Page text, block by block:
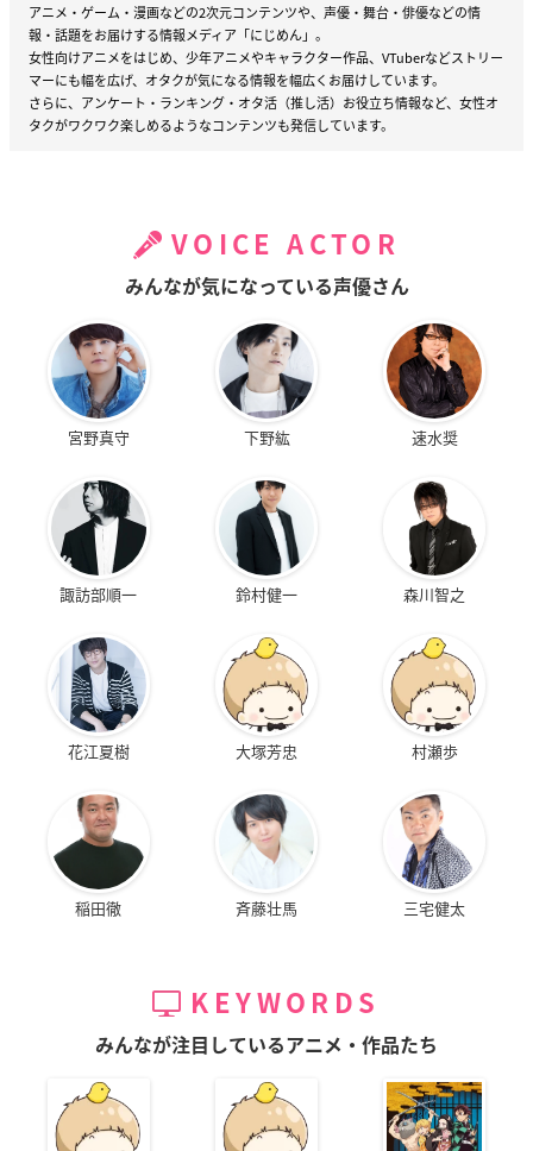
アニメ・ゲーム・漫画などの2次元コンテンツや、声優・舞台・俳優などの情
報・話題をお届けする情報メディア「にじめん」。
女性向けアニメをはじめ、少年アニメやキャラクター作品、VTuberなどストリー
マーにも幅を広げ、オタクが気になる情報を幅広くお届けしています。
さらに、アンケート・ランキング・オタ活（推し活）お役立ち情報など、女性オ
タクがワクワク楽しめるようなコンテンツも発信しています。
VOICE ACTOR
みんなが気になっている声優さん
宮野真守 下野紘 速水奨
諏訪部順一 鈴村健一 森川智之
花江夏樹 大塚芳忠 村瀬歩
稲田徹 斉藤壮馬 三宅健太
KEYWORDS
みんなが注目しているアニメ・作品たち